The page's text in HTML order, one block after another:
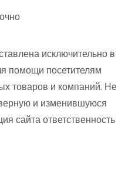
исключительно в
помощи посетителям
товаров и компаний. Не
и изменившуюся
сайта ответственность